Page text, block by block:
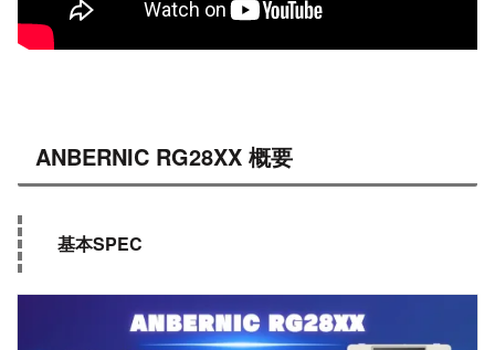
ANBERNIC RG28XX 概要
基本SPEC